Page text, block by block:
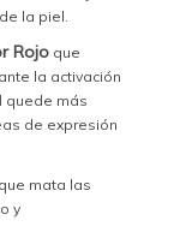
la piel.
Rojo que
la activación
quede más
de expresión
que mata las
y